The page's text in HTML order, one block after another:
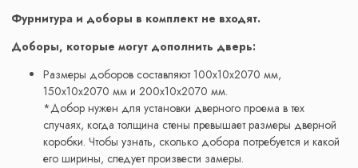
Фурнитура и доборы в комплект не входят.
Доборы, которые могут дополнить дверь:
Размеры доборов составляют 100x10x2070 мм,
150x10x2070 мм и 200x10x2070 мм.
*Добор нужен для установки дверного проема в тех
случаях, когда толщина стены превышает размеры дверной
коробки. Чтобы узнать, сколько добора потребуется и какой
его ширины, следует произвести замеры.